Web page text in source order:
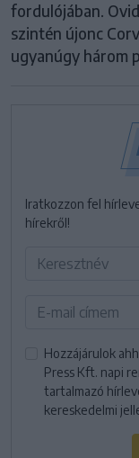
fordulójában.
szintén újonc
ugyanúgy három
Iratkozzon fel
hírekről!
Hozzájárulok
Press Kft. napi
tartalmazó
kereskedelmi